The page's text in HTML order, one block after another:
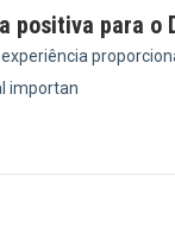
positiva para o
importan